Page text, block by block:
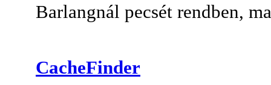
Barlangnál pecsét rendben,
CacheFinder